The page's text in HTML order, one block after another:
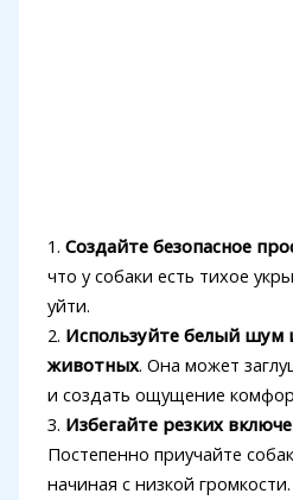
1. Создайте безопасное
что у собаки есть тихое
уйти.
2. Используйте белый шум
животных. Она может
и создать ощущение
3. Избегайте резких
Постепенно приучайте
начиная с низкой громкости.